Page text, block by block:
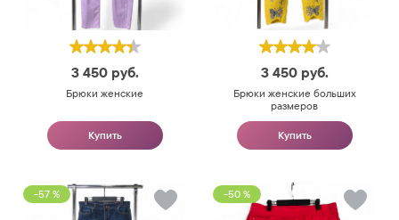
3 450 руб.
Брюки женские
Купить
3 450 руб.
Брюки женские больших
размеров
Купить
-57 % -50 %